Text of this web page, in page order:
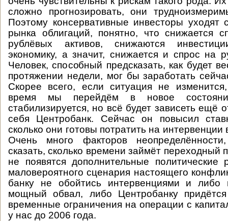
сложно прогнозировать, они
Поэтому консервативные инвесторы
рынка облигаций, понятно, что снижается
рублёвых активов, снижаются
экономику, а значит, снижается и спрос на
Человек, способный предсказать, как будет
протяжении недели, мог бы заработать
Скорее всего, если ситуация не
время мы перейдём в новое
стабилизируется, но всё будет зависеть ещё
себя Центробанк. Сейчас он повысил
сколько они готовы потратить на интервенции
Очень много факторов
сказать, сколько времени займёт переходный
не появятся дополнительные
маловероятного сценария настоящего
банку не обойтись интервенциями и либо
мощный обвал, либо Центробанку придётся
временные ограничения на операции с
у нас до 2006 года.